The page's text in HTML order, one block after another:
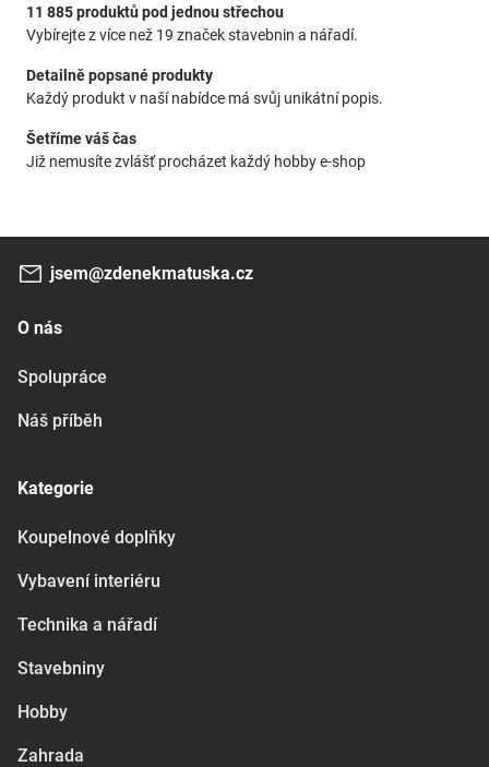
11 885 produktů pod jednou střechou
Vybírejte z více než 19 značek stavebnin a nářadí.
Detailně popsané produkty
Každý produkt v naší nabídce má svůj unikátní popis.
Šetříme váš čas
Již nemusíte zvlášť procházet každý hobby e-shop
jsem@zdenekmatuska.cz
O nás
Spolupráce
Náš příběh
Kategorie
Koupelnové doplňky
Vybavení interiéru
Technika a nářadí
Stavebniny
Hobby
Zahrada